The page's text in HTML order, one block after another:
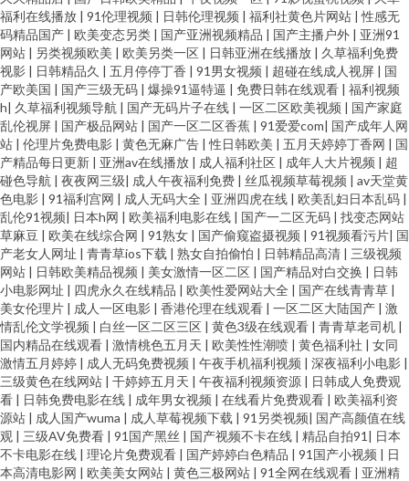
福利在线播放 | 91伦理视频 | 日韩伦理视频 | 福利社黄色片网站 |性感无
码精品国产 | 欧美变态另类 | 国产亚洲视频精品 | 国产主播户外 | 亚洲91
网站 | 另类视频欧美 | 欧美另类一区 | 日韩亚洲在线播放 | 久草福利免费
视影 | 日韩精品久 | 五月停停丁香 | 91男女视频 | 超碰在线成人视屏 | 国
产欧美国 | 国产三级无码 | 爆操91逼特逼 | 免费日韩在线观看 | 福利视频
h| 久草福利视频导航 | 国产无码片子在线 | 一区二区欧美视频 | 国产家庭
乱伦视屏 | 国产极品网站 | 国产一区二区香蕉 | 91爱爱com| 国产成年人网
站 | 伦理片免费电影 | 黄色无麻广告 |性日韩欧美 | 五月天婷婷丁香网 | 国
产精品每日更新 | 亚洲av在线播放 | 成人福利社区 | 成年人大片视频 | 超
碰色导航 | 夜夜网三级| 成人午夜福利免费 | 丝瓜视频草莓视频 | av天堂黄
色电影 | 91福利宫网 | 成人无码大全 | 亚洲四虎在线 | 欧美乱妇日本乱码 |
乱伦91视频| 日本h网 | 欧美福利电影在线 | 国产一二区无码 | 找变态网站
草麻豆 | 欧美在线综合网 | 91熟女 | 国产偷窥盗摄视频 | 91视频看污片| 国
产老女人网址 | 青青草ios下载 | 熟女自拍偷怕 | 日韩精品高清 | 三级视频
网站 | 日韩欧美精品视频 | 美女激情一区二区 | 国产精品对白交换 | 日韩
小电影网址 | 四虎永久在线精品 | 欧美性爱网站大全 | 国产在线青青草 |
美女伦理片 | 成人一区电影 | 香港伦理在线观看 | 一区二区大陆国产 | 激
情乱伦文学视频 | 白丝一区二区三区 | 黄色3级在线观看 | 青青草老司机 |
国内精品在线观看 | 激情桃色五月天 | 欧美性性潮喷 | 黄色福利社 | 女同
激情五月婷婷 | 成人无码免费视频 | 午夜手机福利视频 | 深夜福利小电影 |
三级黄色在线网站 | 干婷婷五月天 | 午夜福利视频资源 | 日韩成人免费观
看 | 日韩免费电影在线 | 成年男女视频 | 在线看片免费观看 | 欧美福利资
源站 | 成人国产wuma | 成人草莓视频下载 | 91另类视频| 国产高颜值在线
观 | 三级AV免费看 | 91国产黑丝 | 国产视频不卡在线 | 精品自拍91 | 日本
不卡电影在线 | 理论片免费观看 | 国产婷婷白色精品 | 91国产小视频 | 日
本高清电影网 | 欧美美女网站 | 黄色三极网站 | 91全网在线观看 | 亚洲精